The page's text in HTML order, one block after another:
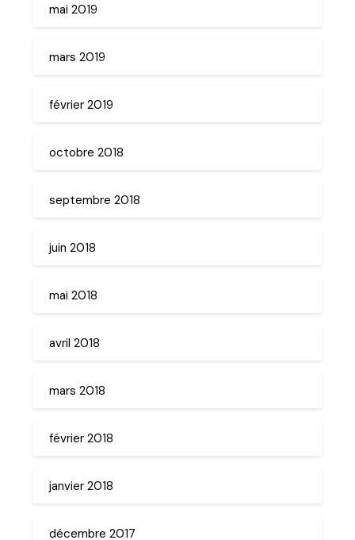
mai 2019
mars 2019
février 2019
octobre 2018
septembre 2018
juin 2018
mai 2018
avril 2018
mars 2018
février 2018
janvier 2018
décembre 2017